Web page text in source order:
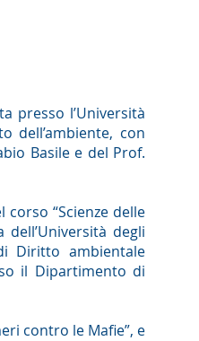
presso l’Università
dell’ambiente, con
Basile e del Prof.
“Scienze delle
degli
Diritto ambientale
il Dipartimento di
contro le Mafie”, e